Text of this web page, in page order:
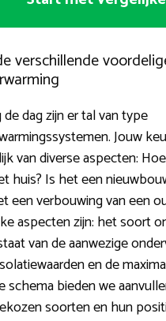
verschillende
de dag zijn er tal van type
Jouw
van diverse aspecten:
huis? Is het een
een verbouwing van een
aspecten zijn: het soort
van de aanwezige
en de
schema bieden we
soorten en hun